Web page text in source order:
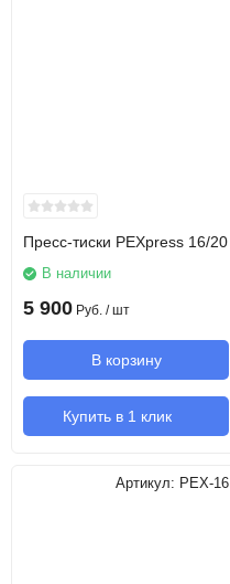
Пресс-тиски PEXpress 16/20
В наличии
5 900 Руб. / шт
В корзину
Купить в 1 клик
Артикул: PEX-16